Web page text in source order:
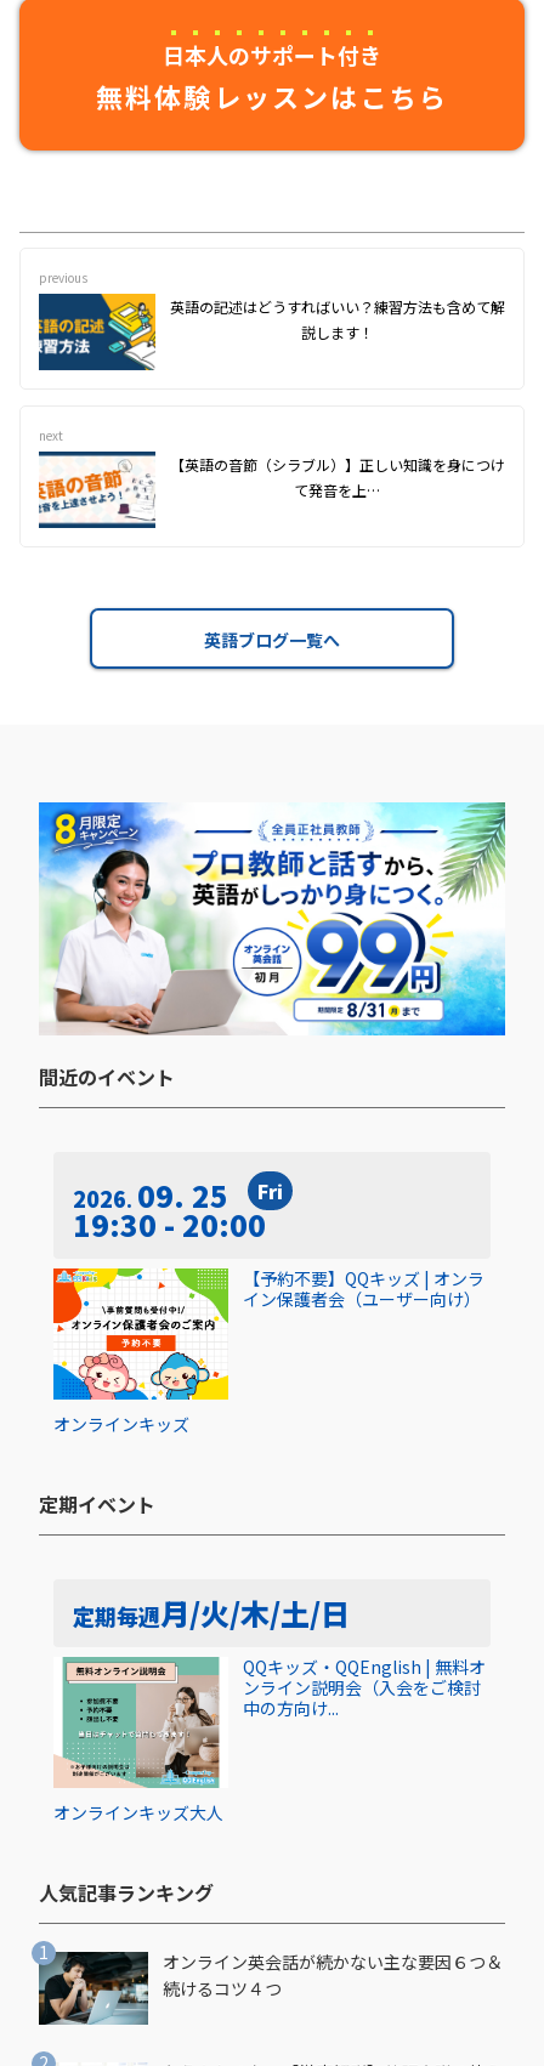
日本人のサポート付き
無料体験レッスンはこちら
previous
英語の記述はどうすればいい？練習方法も含めて解
説します！
next
【英語の音節（シラブル）】正しい知識を身につけ
て発音を上…
英語ブログ一覧へ
間近のイベント​
2026 09. 25 Fri
19:30 - 20:00
オンラインキッズ
【予約不要】QQキッズ | オンラ
イン保護者会（ユーザー向け）
定期イベント​
定期毎週月/火/木/土/日
オンラインキッズ大人
QQキッズ・QQEnglish | 無料オ
ンライン説明会（入会をご検討
中の方向け...
人気記事ランキング​
オンライン英会話が続かない主な要因６つ＆
続けるコツ４つ